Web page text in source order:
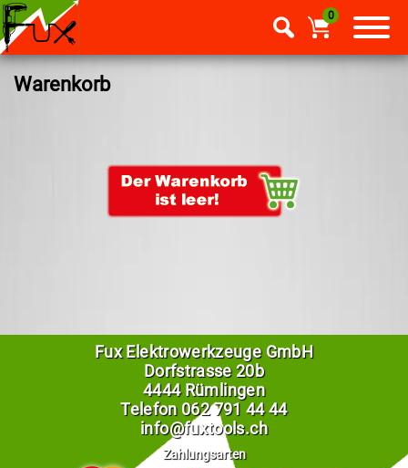
0
Warenkorb
Fux Elektrowerkzeuge GmbH
Dorfstrasse 20b
4444 Rümlingen
Telefon 062 791 44 44
info@fuxtools.ch
Zahlungsarten